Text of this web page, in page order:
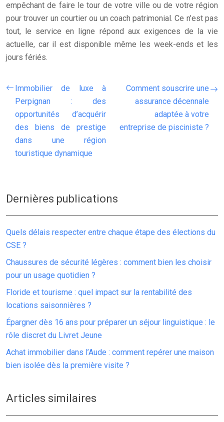
empêchant de faire le tour de votre ville ou de votre région
pour trouver un courtier ou un coach patrimonial. Ce n’est pas
tout, le service en ligne répond aux exigences de la vie
actuelle, car il est disponible même les week-ends et les
jours fériés.
Immobilier de luxe à
Perpignan : des
opportunités d’acquérir
des biens de prestige
dans une région
touristique dynamique
Comment souscrire une
assurance décennale
adaptée à votre
entreprise de pisciniste ?
Dernières publications
Quels délais respecter entre chaque étape des élections du
CSE ?
Chaussures de sécurité légères : comment bien les choisir
pour un usage quotidien ?
Floride et tourisme : quel impact sur la rentabilité des
locations saisonnières ?
Épargner dès 16 ans pour préparer un séjour linguistique : le
rôle discret du Livret Jeune
Achat immobilier dans l’Aude : comment repérer une maison
bien isolée dès la première visite ?
Articles similaires